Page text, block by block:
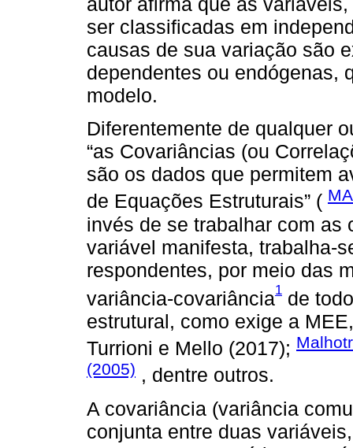
ser classificadas em
causas de sua variação são
dependentes ou endógenas,
modelo.
Diferentemente de qualquer
“as Covariâncias (ou
são os dados que permitem
de Equações Estruturais” (
invés de se trabalhar com as
variável manifesta, trabalha-
respondentes, por meio das
variância-covariância1 de
estrutural, como exige a
Turrioni e Mello (2017);
(2005) , dentre outros.
A covariância (variância
conjunta entre duas